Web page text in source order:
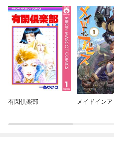
有閑倶楽部 メイドイン